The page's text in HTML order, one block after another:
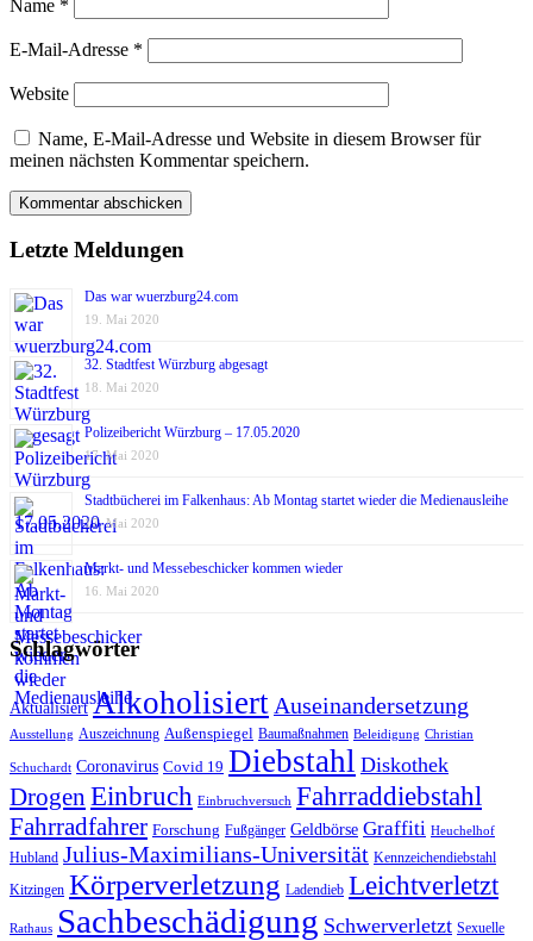
Name *
E-Mail-Adresse *
Website
Name, E-Mail-Adresse und Website in diesem Browser für
meinen nächsten Kommentar speichern.
Letzte Meldungen
Das war wuerzburg24.com
19. Mai 2020
32. Stadtfest Würzburg abgesagt
18. Mai 2020
Polizeibericht Würzburg – 17.05.2020
17. Mai 2020
Stadtbücherei im Falkenhaus: Ab Montag startet wieder die Medienausleihe
17. Mai 2020
Markt- und Messebeschicker kommen wieder
16. Mai 2020
Schlagwörter
Aktualisiert Alkoholisiert Auseinandersetzung
Ausstellung Auszeichnung Außenspiegel Baumaßnahmen Beleidigung Christian
Schuchardt Coronavirus Covid 19 Diebstahl Diskothek
Drogen Einbruch Einbruchversuch Fahrraddiebstahl
Fahrradfahrer Forschung Fußgänger Geldbörse Graffiti Heuchelhof
Hubland Julius-Maximilians-Universität Kennzeichendiebstahl
Kitzingen Körperverletzung Ladendieb Leichtverletzt
Rathaus Sachbeschädigung Schwerverletzt Sexuelle